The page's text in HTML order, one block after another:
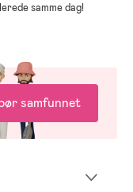
samme dag!
samfunnet